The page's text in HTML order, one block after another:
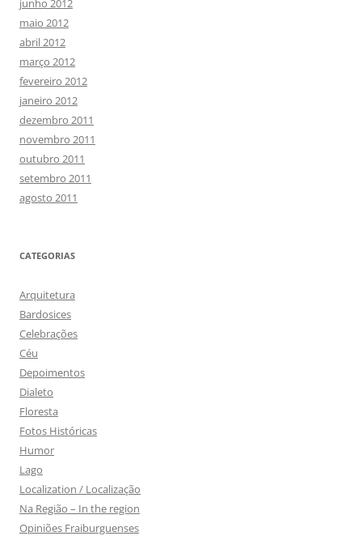
junho 2012
maio 2012
abril 2012
março 2012
fevereiro 2012
janeiro 2012
dezembro 2011
novembro 2011
outubro 2011
setembro 2011
agosto 2011
CATEGORIAS
Arquitetura
Bardosices
Celebrações
Céu
Depoimentos
Dialeto
Floresta
Fotos Históricas
Humor
Lago
Localization / Localização
Na Região – In the region
Opiniões Fraiburguenses